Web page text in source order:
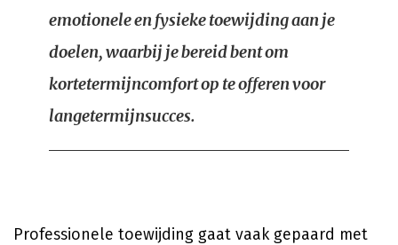
emotionele en fysieke toewijding aan je
doelen, waarbij je bereid bent om
kortetermijncomfort op te offeren voor
langetermijnsucces.
Professionele toewijding gaat vaak gepaard met